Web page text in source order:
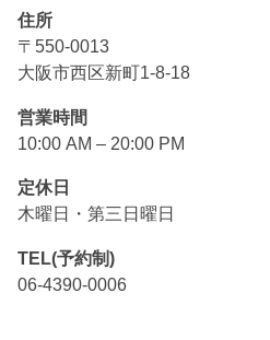
住所
〒550-0013
大阪市西区新町1-8-18
営業時間
10:00 AM – 20:00 PM
定休日
木曜日・第三日曜日
TEL(予約制)
06-4390-0006